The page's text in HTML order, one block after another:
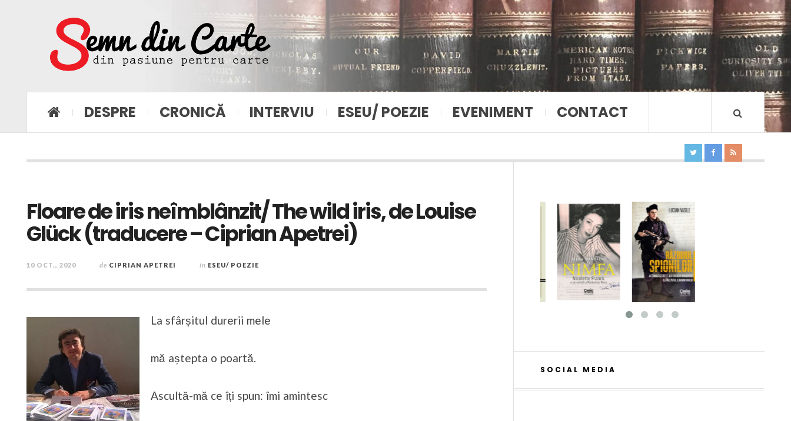
DESPRE CRONICĂ INTERVIU ESEU/ POEZIE EVENIMENT CONTACT
Floare de iris neîmblânzit/ The wild iris, de Louise
Glück (traducere – Ciprian Apetrei)
10 OCT., 2020 de CIPRIAN APETREI în ESEU/ POEZIE
La sfârșitul durerii mele
mă aștepta o poartă.
Ascultă-mă ce îți spun: îmi amintesc
SOCIAL MEDIA